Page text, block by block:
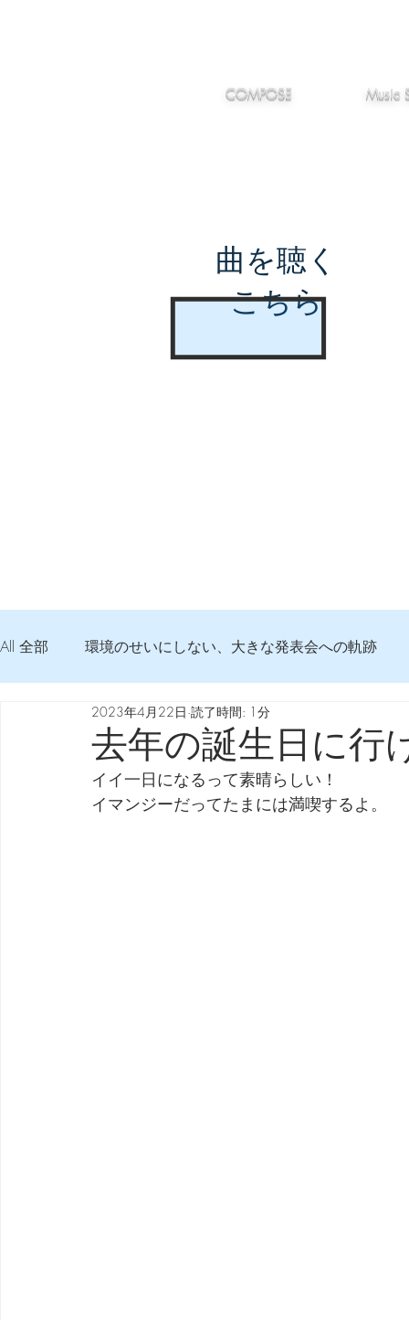
COMPOSE Music
曲を聴く
こちら
All 全部 環境のせいにしない、大きな発表会への軌跡
弦交換の記録 DTM 始める 知っておきたいコト
Imanjy Studio 使われているモノ 食べんじーの美味
去年の誕生日に行
2023年4月22日 読了時間: 1分
イイ一日になるって素晴らしい！
イマンジーだってたまには満喫するよ。